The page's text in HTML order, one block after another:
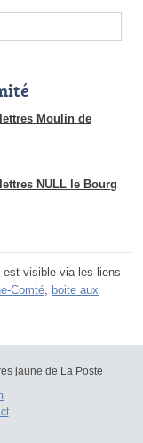
Moulin de
NULL le Bourg
visible via les liens
Comté
boite aux
jaune de La Poste